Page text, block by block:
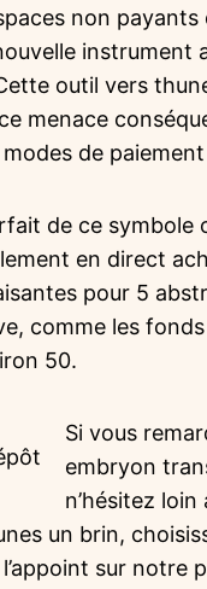
non payants
instrument
outil vers
menace
de
de ce symbole
en direct
pour 5
comme les
50.
Si vous
embryon
n’hésitez
un brin,
sur notre